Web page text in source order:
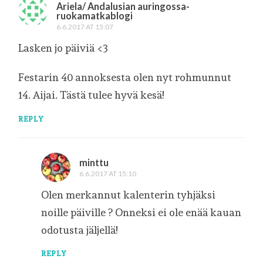
Ariela/ Andalusian auringossa-
ruokamatkablogi
6.6.2017 AT 15:07
Lasken jo päiviä <3
Festarin 40 annoksesta olen nyt rohmunnut
14. Aijai. Tästä tulee hyvä kesä!
REPLY
minttu
6.6.2017 AT 15:10
Olen merkannut kalenterin tyhjäksi
noille päiville ? Onneksi ei ole enää kauan
odotusta jäljellä!
REPLY